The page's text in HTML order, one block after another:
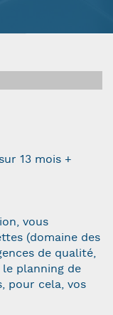
13 mois +
vous
(domaine des
de qualité,
planning de
pour cela, vos